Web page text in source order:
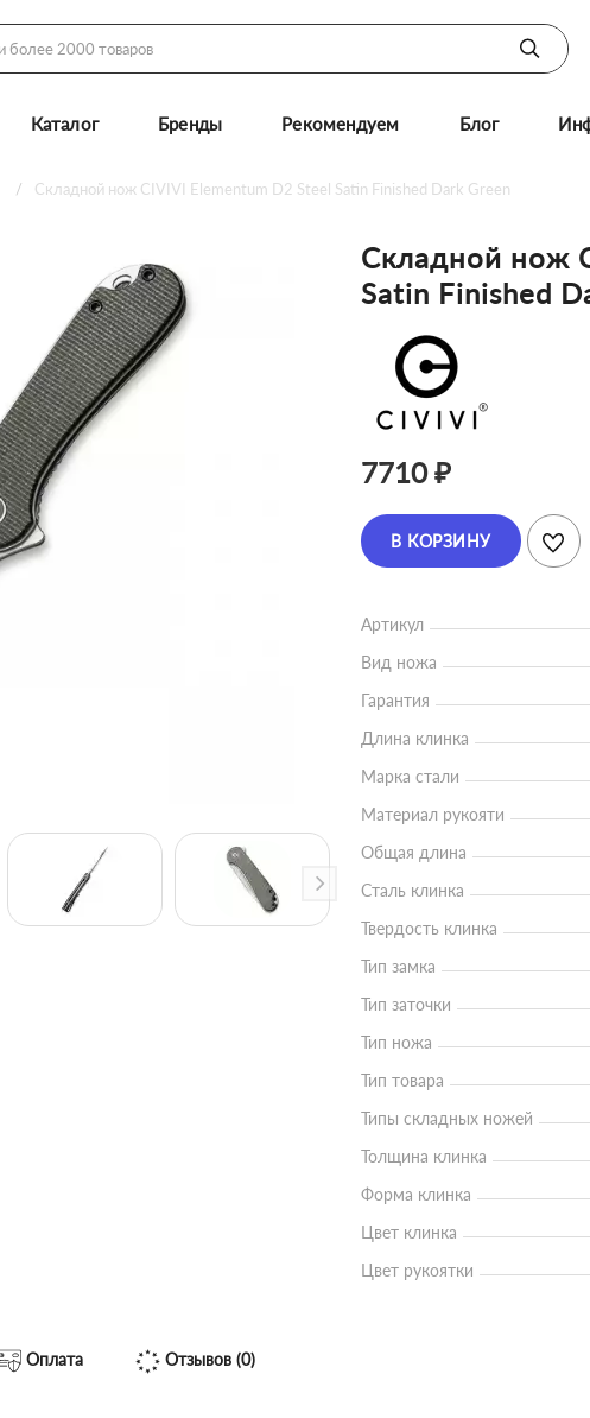
Каталог Бренды Рекомендуем Блог
Складной нож CIVIVI Elementum D2 Steel Satin Finished Dark Green
Складной нож
Satin Finished
7710 ₽
В КОРЗИНУ
Артикул
Вид ножа
Гарантия
Длина клинка
Марка стали
Материал рукояти
Общая длина
Сталь клинка
Твердость клинка
Тип замка
Тип заточки
Тип ножа
Тип товара
Типы складных ножей
Толщина клинка
Форма клинка
Цвет клинка
Цвет рукоятки
Оплата Отзывов (0)